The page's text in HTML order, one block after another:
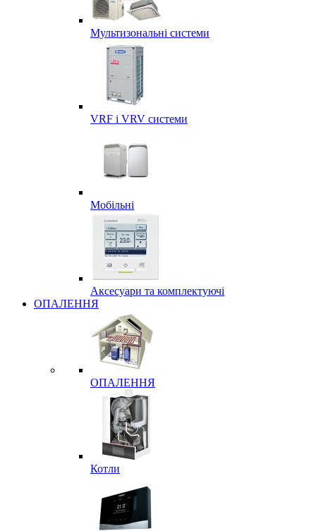
Мультизональні системи
VRF і VRV системи
Мобільні
Аксесуари та комплектуючі
ОПАЛЕННЯ
ОПАЛЕННЯ
Котли